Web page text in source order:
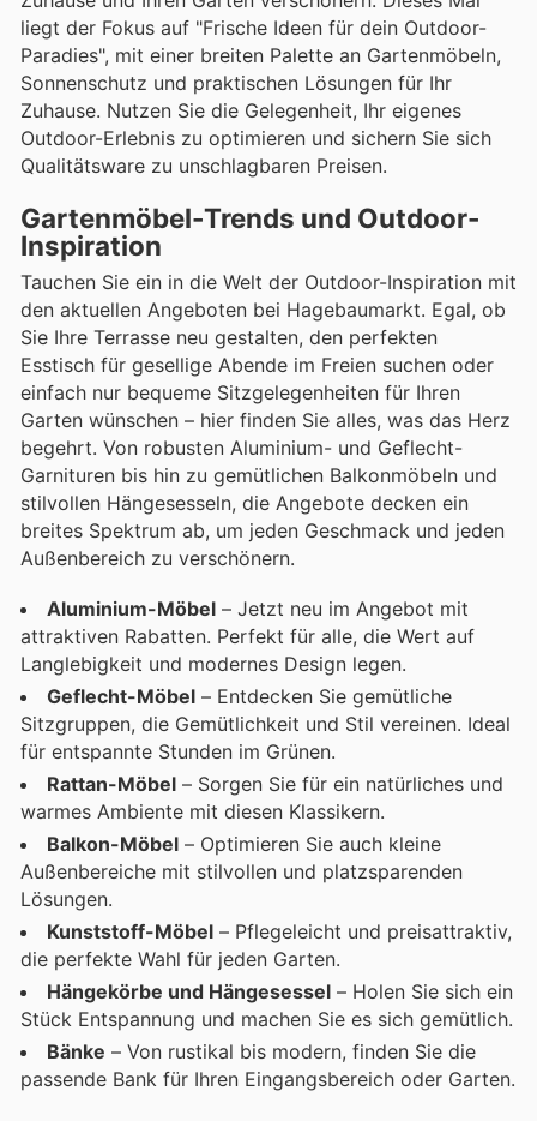
liegt der Fokus auf "Frische Ideen für dein Outdoor-
Paradies", mit einer breiten Palette an Gartenmöbeln,
Sonnenschutz und praktischen Lösungen für Ihr
Zuhause. Nutzen Sie die Gelegenheit, Ihr eigenes
Outdoor-Erlebnis zu optimieren und sichern Sie sich
Qualitätsware zu unschlagbaren Preisen.
Gartenmöbel-Trends und Outdoor-
Inspiration
Tauchen Sie ein in die Welt der Outdoor-Inspiration mit
den aktuellen Angeboten bei Hagebaumarkt. Egal, ob
Sie Ihre Terrasse neu gestalten, den perfekten
Esstisch für gesellige Abende im Freien suchen oder
einfach nur bequeme Sitzgelegenheiten für Ihren
Garten wünschen – hier finden Sie alles, was das Herz
begehrt. Von robusten Aluminium- und Geflecht-
Garnituren bis hin zu gemütlichen Balkonmöbeln und
stilvollen Hängesesseln, die Angebote decken ein
breites Spektrum ab, um jeden Geschmack und jeden
Außenbereich zu verschönern.
Aluminium-Möbel – Jetzt neu im Angebot mit
attraktiven Rabatten. Perfekt für alle, die Wert auf
Langlebigkeit und modernes Design legen.
Geflecht-Möbel – Entdecken Sie gemütliche
Sitzgruppen, die Gemütlichkeit und Stil vereinen. Ideal
für entspannte Stunden im Grünen.
Rattan-Möbel – Sorgen Sie für ein natürliches und
warmes Ambiente mit diesen Klassikern.
Balkon-Möbel – Optimieren Sie auch kleine
Außenbereiche mit stilvollen und platzsparenden
Lösungen.
Kunststoff-Möbel – Pflegeleicht und preisattraktiv,
die perfekte Wahl für jeden Garten.
Hängekörbe und Hängesessel – Holen Sie sich ein
Stück Entspannung und machen Sie es sich gemütlich.
Bänke – Von rustikal bis modern, finden Sie die
passende Bank für Ihren Eingangsbereich oder Garten.